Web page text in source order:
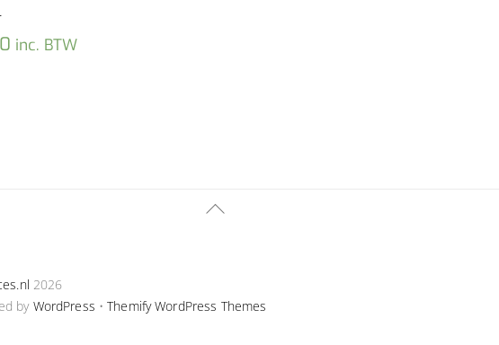
inc. BTW
Back
2026
by WordPress •Themify WordPress Themes